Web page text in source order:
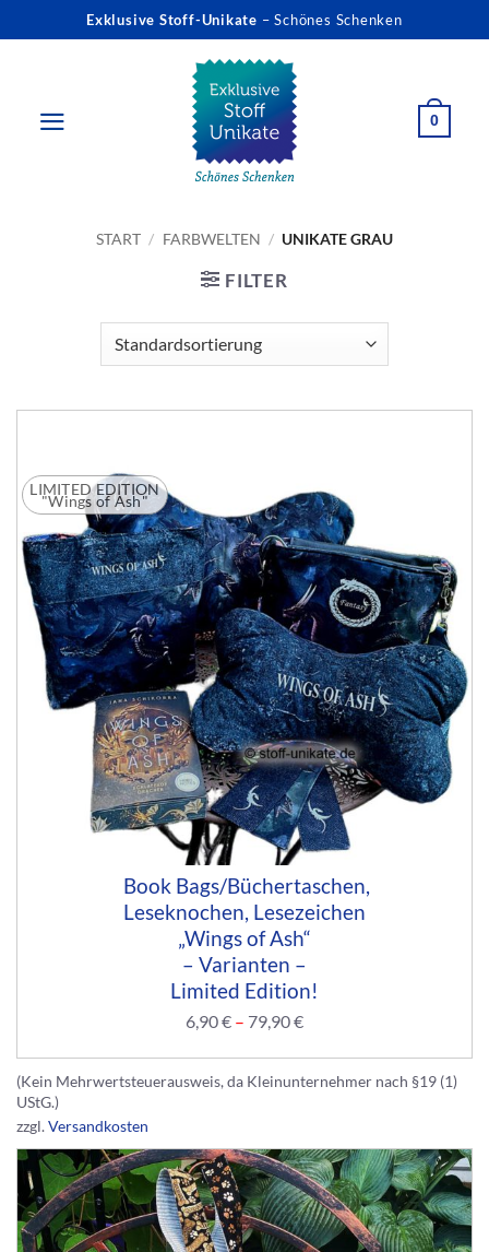
Inhalt
Exklusive Stoff-Unikate – Schönes Schenken
0
START / FARBWELTEN / UNIKATE GRAU
FILTER
LIMITED EDITION
"Wings of Ash"
Book Bags/Büchertaschen,
Leseknochen, Lesezeichen
„Wings of Ash“
– Varianten –
Limited Edition!
6,90€ – 79,90€
(Kein Mehrwertsteuerausweis, da Kleinunternehmer nach §19 (1)
UStG.)
zzgl.Versandkosten